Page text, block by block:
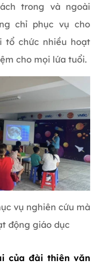
trong và ngoài
chỉ phục vụ cho
tổ chức nhiều hoạt
cho mọi lứa tuổi.
vụ nghiên cứu mà
động giáo dục
của đài thiên văn